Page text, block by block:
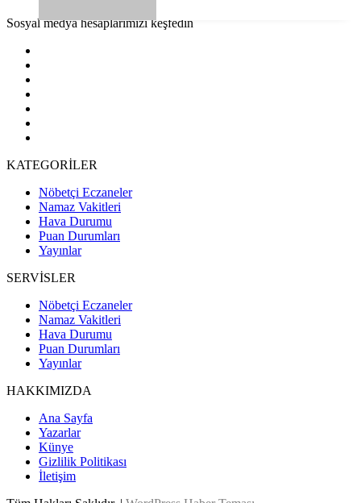
Sosyal medya hesaplarımızı keşfedin
KATEGORİLER
Nöbetçi Eczaneler
Namaz Vakitleri
Hava Durumu
Puan Durumları
Yayınlar
SERVİSLER
Nöbetçi Eczaneler
Namaz Vakitleri
Hava Durumu
Puan Durumları
Yayınlar
HAKKIMIZDA
Ana Sayfa
Yazarlar
Künye
Gizlilik Politikası
İletişim